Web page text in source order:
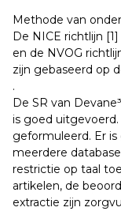
Methode van
De NICE richtlijn [1]
en de NVOG
zijn gebaseerd op
.
De SR van Devane³
is goed
geformuleerd. Er
meerdere
restrictie op taal
artikelen, de
extractie zijn